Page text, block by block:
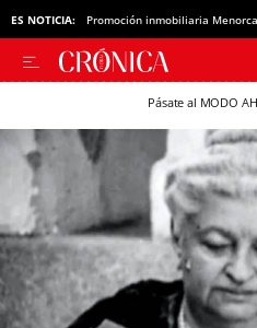
ES NOTICIA: Promoción inmobiliaria Menorca
Pásate al MODO